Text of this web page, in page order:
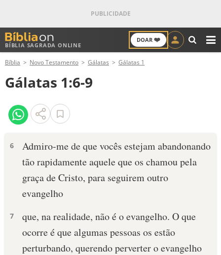
BÍBLIA SAGRADA ONLINE
DOAR ❤️
ANTIGO TESTAMENTO
NOVO TESTAMENTO
VERSÍCULOS
PALAVRA DO DIA
SALMO DO DIA
DEVOCIONAL DIÁRIO
10 MANDAMENTOS
Bíblia Novo Testamento Gálatas Gálatas 1
Gálatas 1:6-9
6
Admiro-me de que vocês estejam abandonando
tão rapidamente aquele que os chamou pela
graça de Cristo, para seguirem outro
evangelho
7
que, na realidade, não é o evangelho. O que
ocorre é que algumas pessoas os estão
perturbando, querendo perverter o evangelho